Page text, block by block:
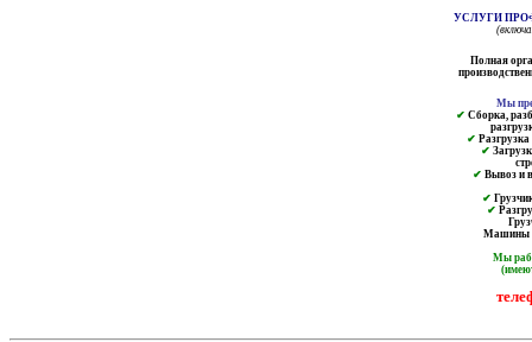
УСЛУГИ
Полная
Мы
✔ Сборка,
✔ Разгрузка
✔
✔ Вывоз и
✔
✔
Машины
Мы